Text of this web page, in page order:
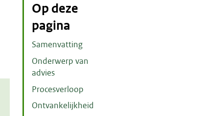
Op deze
pagina
Samenvatting
Onderwerp van
advies
Procesverloop
Ontvankelijkheid